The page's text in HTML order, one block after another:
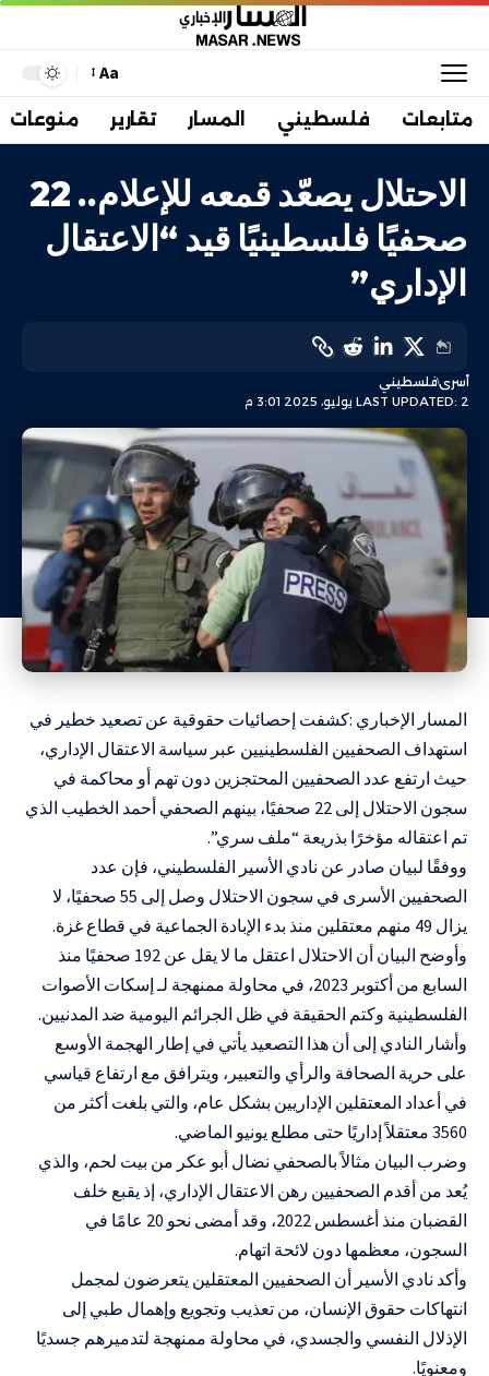
Aa
متابعات فلسطيني المسار تقارير منوعات
الاحتلال يصعّد قمعه للإعلام.. 22
صحفيًا فلسطينيًا قيد “الاعتقال
الإداري”
LAST UPDATED: 2 يوليو، 2025 3:01 م
أسرىفلسطيني
المسار الإخباري :كشفت إحصائيات حقوقية عن تصعيد خطير في
استهداف الصحفيين الفلسطينيين عبر سياسة الاعتقال الإداري،
حيث ارتفع عدد الصحفيين المحتجزين دون تهم أو محاكمة في
سجون الاحتلال إلى 22 صحفيًا، بينهم الصحفي أحمد الخطيب الذي
تم اعتقاله مؤخرًا بذريعة “ملف سري”.
ووفقًا لبيان صادر عن نادي الأسير الفلسطيني، فإن عدد
الصحفيين الأسرى في سجون الاحتلال وصل إلى 55 صحفيًا، لا
يزال 49 منهم معتقلين منذ بدء الإبادة الجماعية في قطاع غزة.
وأوضح البيان أن الاحتلال اعتقل ما لا يقل عن 192 صحفيًا منذ
السابع من أكتوبر 2023، في محاولة ممنهجة لـ إسكات الأصوات
الفلسطينية وكتم الحقيقة في ظل الجرائم اليومية ضد المدنيين.
وأشار النادي إلى أن هذا التصعيد يأتي في إطار الهجمة الأوسع
على حرية الصحافة والرأي والتعبير، ويترافق مع ارتفاع قياسي
في أعداد المعتقلين الإداريين بشكل عام، والتي بلغت أكثر من
3560 معتقلاً إداريًا حتى مطلع يونيو الماضي.
وضرب البيان مثالاً بالصحفي نضال أبو عكر من بيت لحم، والذي
يُعد من أقدم الصحفيين رهن الاعتقال الإداري، إذ يقبع خلف
القضبان منذ أغسطس 2022، وقد أمضى نحو 20 عامًا في
السجون، معظمها دون لائحة اتهام.
وأكد نادي الأسير أن الصحفيين المعتقلين يتعرضون لمجمل
انتهاكات حقوق الإنسان، من تعذيب وتجويع وإهمال طبي إلى
الإذلال النفسي والجسدي، في محاولة ممنهجة لتدميرهم جسديًا
ومعنويًا.